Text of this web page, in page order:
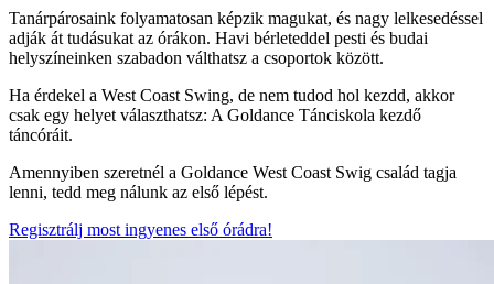
Tanárpárosaink folyamatosan képzik magukat, és nagy lelkesedéssel
adják át tudásukat az órákon. Havi bérleteddel pesti és budai
helyszíneinken szabadon válthatsz a csoportok között.
Ha érdekel a West Coast Swing, de nem tudod hol kezdd, akkor
csak egy helyet választhatsz: A Goldance Tánciskola kezdő
táncóráit.
Amennyiben szeretnél a Goldance West Coast Swig család tagja
lenni, tedd meg nálunk az első lépést.
Regisztrálj most ingyenes első órádra!